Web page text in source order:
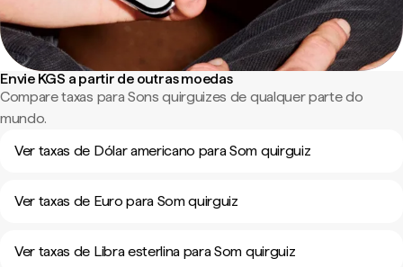
Envie KGS a partir de outras moedas
Compare taxas para Sons quirguizes de qualquer parte do
mundo.
Ver taxas de Dólar americano para Som quirguiz
Ver taxas de Euro para Som quirguiz
Ver taxas de Libra esterlina para Som quirguiz